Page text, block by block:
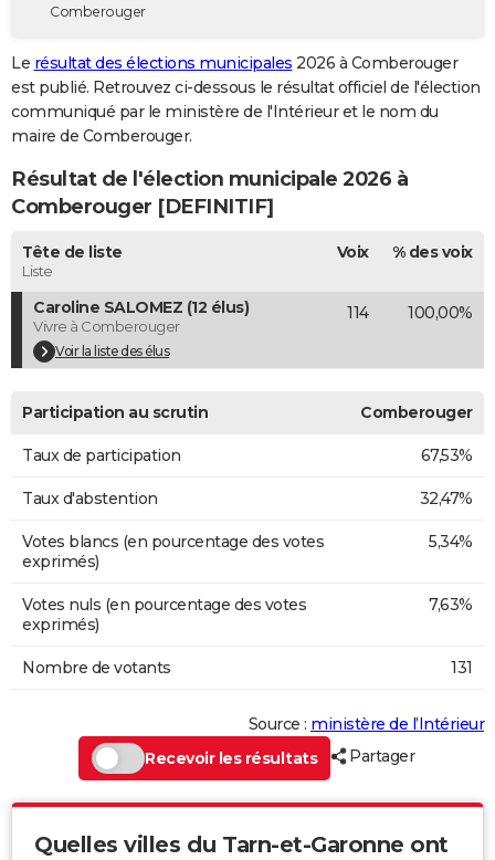
Destinations
City break
Voyage nature
Voyage de noces
Forum
GUIDES D'ACHAT
BONS PLANS
Carte de Noël
Carte Bonne année
Carte Saint-Valentin
Carte Pâques
Carte d'anniversaire
DICTIONNAIRE
Dictionnaire
Biographies
Citations
Expressions
Proverbes
PROGRAMME TV
COPAINS D'AVANT
S'inscrire
Se connecter
Lycées
Collèges
Primaires
Universités
Entreprises
Service militaire
Avis de recherche
AVIS DE DÉCÈS
Bricolage
Television
Comberouger
Le résultat des élections municipales 2026 à Comberouger
est publié. Retrouvez ci-dessous le résultat officiel de l'élection
communiqué par le ministère de l'Intérieur et le nom du
maire de Comberouger.
Résultat de l'élection municipale 2026 à
Comberouger [DEFINITIF]
Tête de liste
Liste
Voix % des voix
Caroline SALOMEZ (12 élus)
Vivre à Comberouger
Voir la liste des élus
114 100,00%
Participation au scrutin Comberouger
Taux de participation 67,53%
Taux d'abstention 32,47%
Votes blancs (en pourcentage des votes
exprimés)
5,34%
Votes nuls (en pourcentage des votes
exprimés)
7,63%
Nombre de votants 131
Source : ministère de l’Intérieur
Recevoir les résultats
Partager
Quelles villes du Tarn-et-Garonne ont